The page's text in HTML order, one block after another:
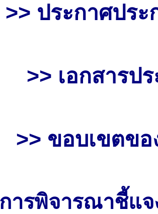
>> ประกาศประ
>> เอกสารป
>> ขอบเขตขอ
ารพิจารณาชี้แ